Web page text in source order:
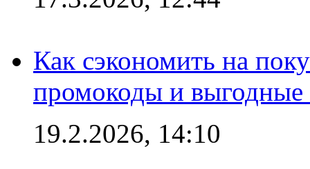
Как сэкономить на
промокоды и выгодные
19.2.2026, 14:10